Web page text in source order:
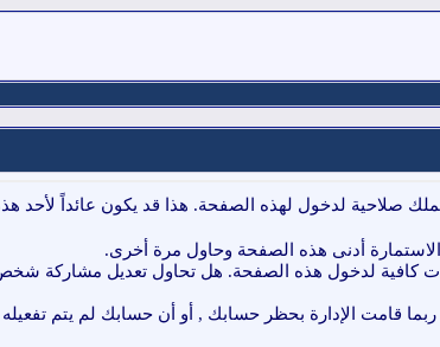
صلاحية لدخول لهذه الصفحة. هذا قد يكون عائداً لأحد
أدنى هذه الصفحة وحاول مرة أخرى.
كافية لدخول هذه الصفحة. هل تحاول تعديل مشاركة شخص
ربما قامت الإدارة بحظر حسابك , أو أن حسابك لم يتم تفعيله